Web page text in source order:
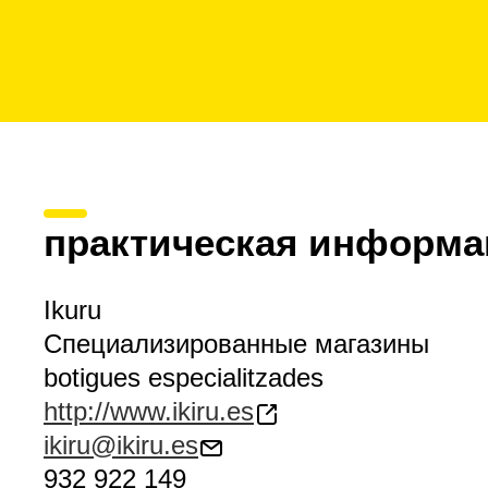
практическая
Ikuru
Специализированные магазины
botigues especialitzades
http://www.ikiru.es
ikiru@ikiru.es
932 922 149